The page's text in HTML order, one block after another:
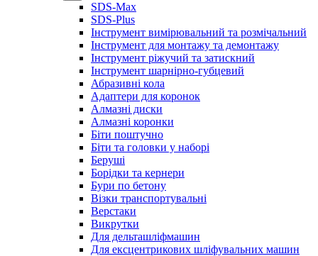
SDS-Max
SDS-Plus
Інструмент вимірювальний та розмічальний
Інструмент для монтажу та демонтажу
Інструмент ріжучий та затискний
Інструмент шарнірно-губцевий
Абразивні кола
Адаптери для коронок
Алмазні диски
Алмазні коронки
Біти поштучно
Біти та головки у наборі
Беруші
Борідки та кернери
Бури по бетону
Візки транспортувальні
Верстаки
Викрутки
Для дельташліфмашин
Для ексцентрикових шліфувальних машин